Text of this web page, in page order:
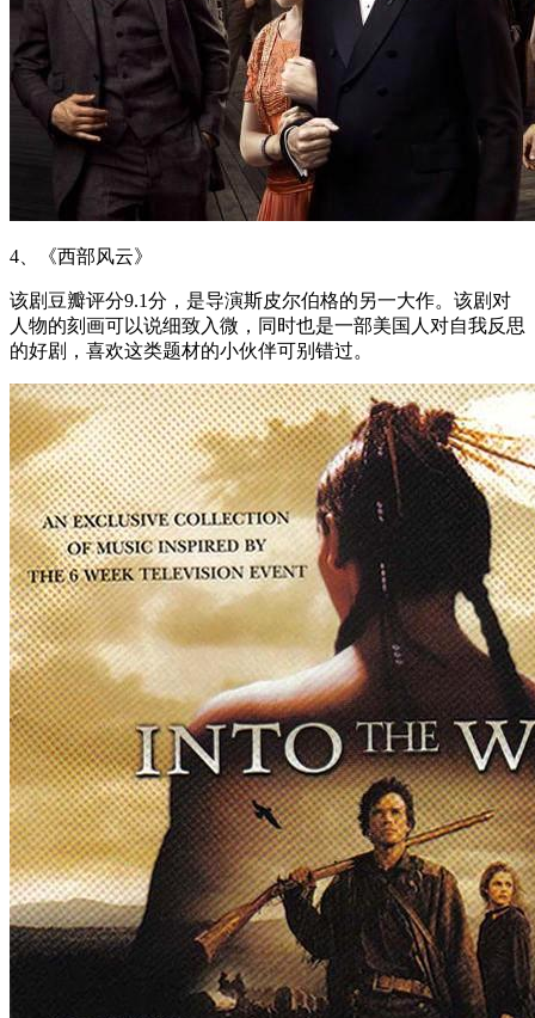
4、《西部风云》
该剧豆瓣评分9.1分，是导演斯皮尔伯格的另一大作。该剧对
人物的刻画可以说细致入微，同时也是一部美国人对自我反思
的好剧，喜欢这类题材的小伙伴可别错过。